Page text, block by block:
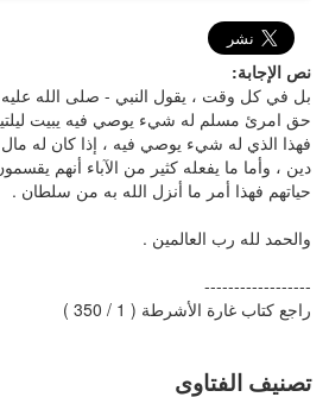
نص الإجابة:
بل في كل وقت ، يقول النبي - صلى الله
حق امرئ مسلم له شيء يوصي فيه يبيت
فهذا الذي له شيء يوصي فيه ، إذا كان له مال
دين ، وأما ما يفعله كثير من الآباء أنهم
حياتهم فهذا أمر ما أنزل الله به من سلطان .
والحمد لله رب العالمين .
------------------
راجع كتاب غارة الأشرطة ( 1 / 350 )
تصنيف الفتاوى